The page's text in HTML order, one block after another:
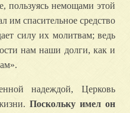
пользуясь немощами этой
им спасительное средство
силу их молитвам; ведь
нам наши долги, как и
надеждой, Церковь
Поскольку имел он